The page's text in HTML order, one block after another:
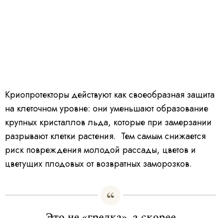
Криопротекторы действуют как своеобразная защита
на клеточном уровне: они уменьшают образование
крупных кристаллов льда, которые при замерзании
разрывают клетки растения. Тем самым снижается
риск повреждения молодой рассады, цветов и
цветущих плодовых от возвратных заморозков.